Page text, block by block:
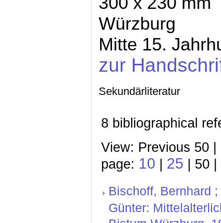
Würzburg
Mitte 15.
zur
Sekundärliteratur
8 bibliographical
View: Previous 50
page: 10 | 25 | 50 |
Bischoff, Bernhard
Günter: